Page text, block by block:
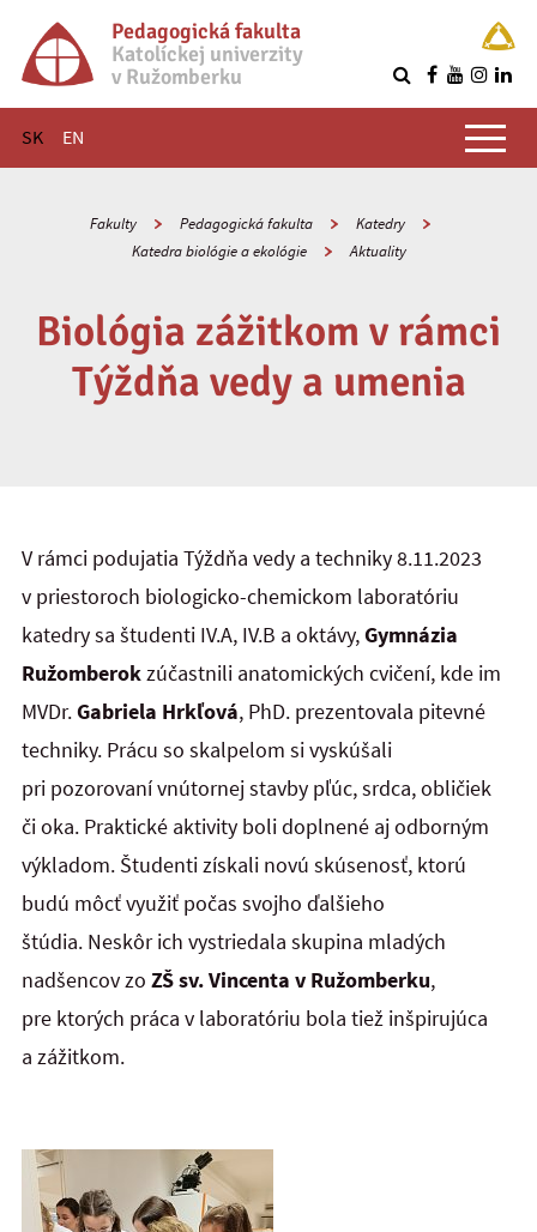
Pedagogická fakulta
Katolíckej univerzity
v Ružomberku
SK EN
Hlavné menu
Fakulty Pedagogická fakulta
Katedry
Katedra biológie a ekológie
Aktuality
Biológia zážitkom v rámci
Týždňa vedy a umenia
V rámci podujatia Týždňa vedy a techniky 8.11.2023
v priestoroch biologicko-chemickom laboratóriu
katedry sa študenti IV.A, IV.B a oktávy,Gymnázia
Ružomberokzúčastnili anatomických cvičení, kde im
MVDr.Gabriela Hrkľová, PhD. prezentovala pitevné
techniky. Prácu so skalpelom si vyskúšali
pri pozorovaní vnútornej stavby pľúc, srdca, obličiek
či oka. Praktické aktivity boli doplnené aj odborným
výkladom. Študenti získali novú skúsenosť, ktorú
budú môcť využiť počas svojho ďalšieho
štúdia. Neskôr ich vystriedala skupina mladých
nadšencov zo ZŠ sv. Vincenta v Ružomberku,
pre ktorých práca v laboratóriu bola tiež inšpirujúca
a zážitkom.